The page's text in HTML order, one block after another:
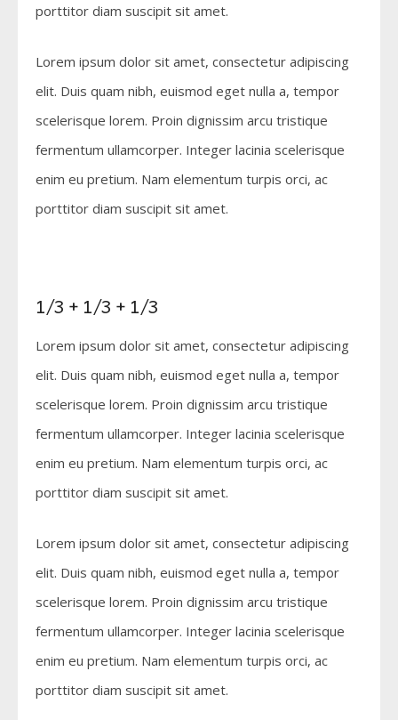
porttitor diam suscipit sit amet.
Lorem ipsum dolor sit amet, consectetur adipiscing
elit. Duis quam nibh, euismod eget nulla a, tempor
scelerisque lorem. Proin dignissim arcu tristique
fermentum ullamcorper. Integer lacinia scelerisque
enim eu pretium. Nam elementum turpis orci, ac
porttitor diam suscipit sit amet.
1/3 + 1/3 + 1/3
Lorem ipsum dolor sit amet, consectetur adipiscing
elit. Duis quam nibh, euismod eget nulla a, tempor
scelerisque lorem. Proin dignissim arcu tristique
fermentum ullamcorper. Integer lacinia scelerisque
enim eu pretium. Nam elementum turpis orci, ac
porttitor diam suscipit sit amet.
Lorem ipsum dolor sit amet, consectetur adipiscing
elit. Duis quam nibh, euismod eget nulla a, tempor
scelerisque lorem. Proin dignissim arcu tristique
fermentum ullamcorper. Integer lacinia scelerisque
enim eu pretium. Nam elementum turpis orci, ac
porttitor diam suscipit sit amet.